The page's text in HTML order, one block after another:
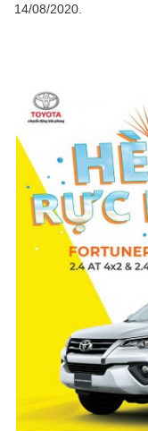
14/08/2020.